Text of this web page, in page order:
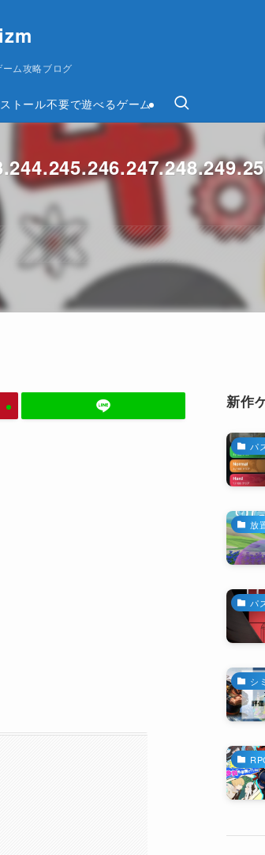
ム攻略ブログ
トール不要で遊べるゲーム
新作
パ
放
パ
シ